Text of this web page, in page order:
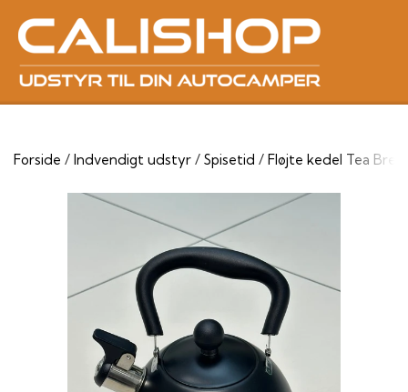
Forside Indvendigt udstyr Spisetid Fløjte kedel Tea